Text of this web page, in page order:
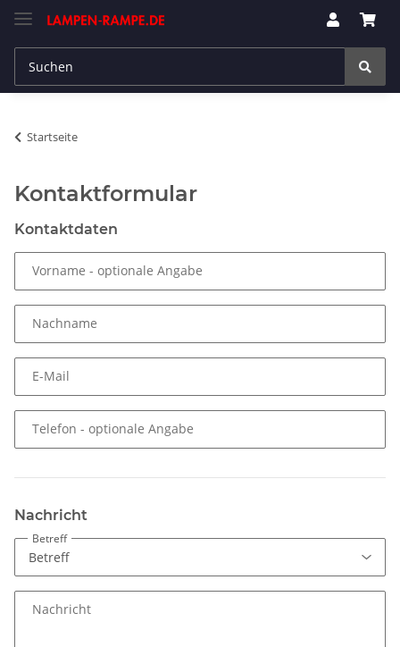
Startseite
Kontaktformular
Kontaktdaten
Vorname - optionale Angabe
Nachname
E-Mail
Telefon - optionale Angabe
Nachricht
Betreff
Nachricht